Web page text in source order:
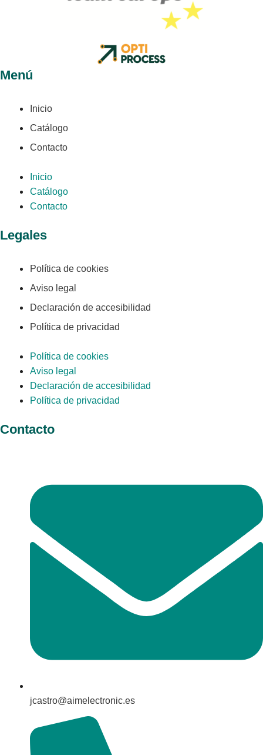
Menú
Inicio
Catálogo
Contacto
Inicio
Catálogo
Contacto
Legales
Política de cookies
Aviso legal
Declaración de accesibilidad
Política de privacidad
Política de cookies
Aviso legal
Declaración de accesibilidad
Política de privacidad
Contacto
jcastro@aimelectronic.es